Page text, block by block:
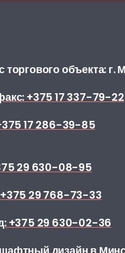
торгового объекта: г.
+375 17 337-79-22
17 286-39-85
29 630-08-95
29 768-73-33
+375 29 630-02-36